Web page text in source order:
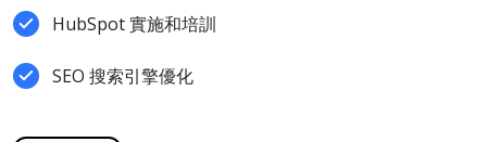
HubSpot 實施和培訓
SEO 搜索引擎優化